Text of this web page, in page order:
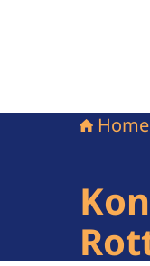
Home